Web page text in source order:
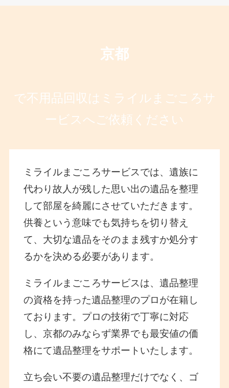
京都
で不用品回収はミライルまごころサ
ービスへご依頼ください
ミライルまごころサービスでは、遺族に
代わり故人が残した思い出の遺品を整理
して部屋を綺麗にさせていただきます。
供養という意味でも気持ちを切り替え
て、大切な遺品をそのまま残すか処分す
るかを決める必要があります。
ミライルまごころサービスは、遺品整理
の資格を持った遺品整理のプロが在籍し
ております。プロの技術で丁寧に対応
し、京都のみならず業界でも最安値の価
格にて遺品整理をサポートいたします。
立ち会い不要の遺品整理だけでなく、ゴ